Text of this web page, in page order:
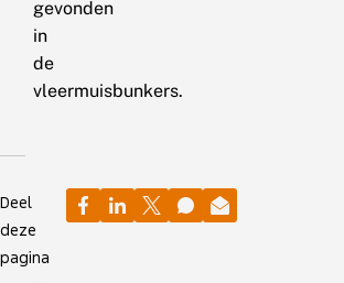
gevonden
in
de
vleermuisbunkers.
Deel
deze
pagina